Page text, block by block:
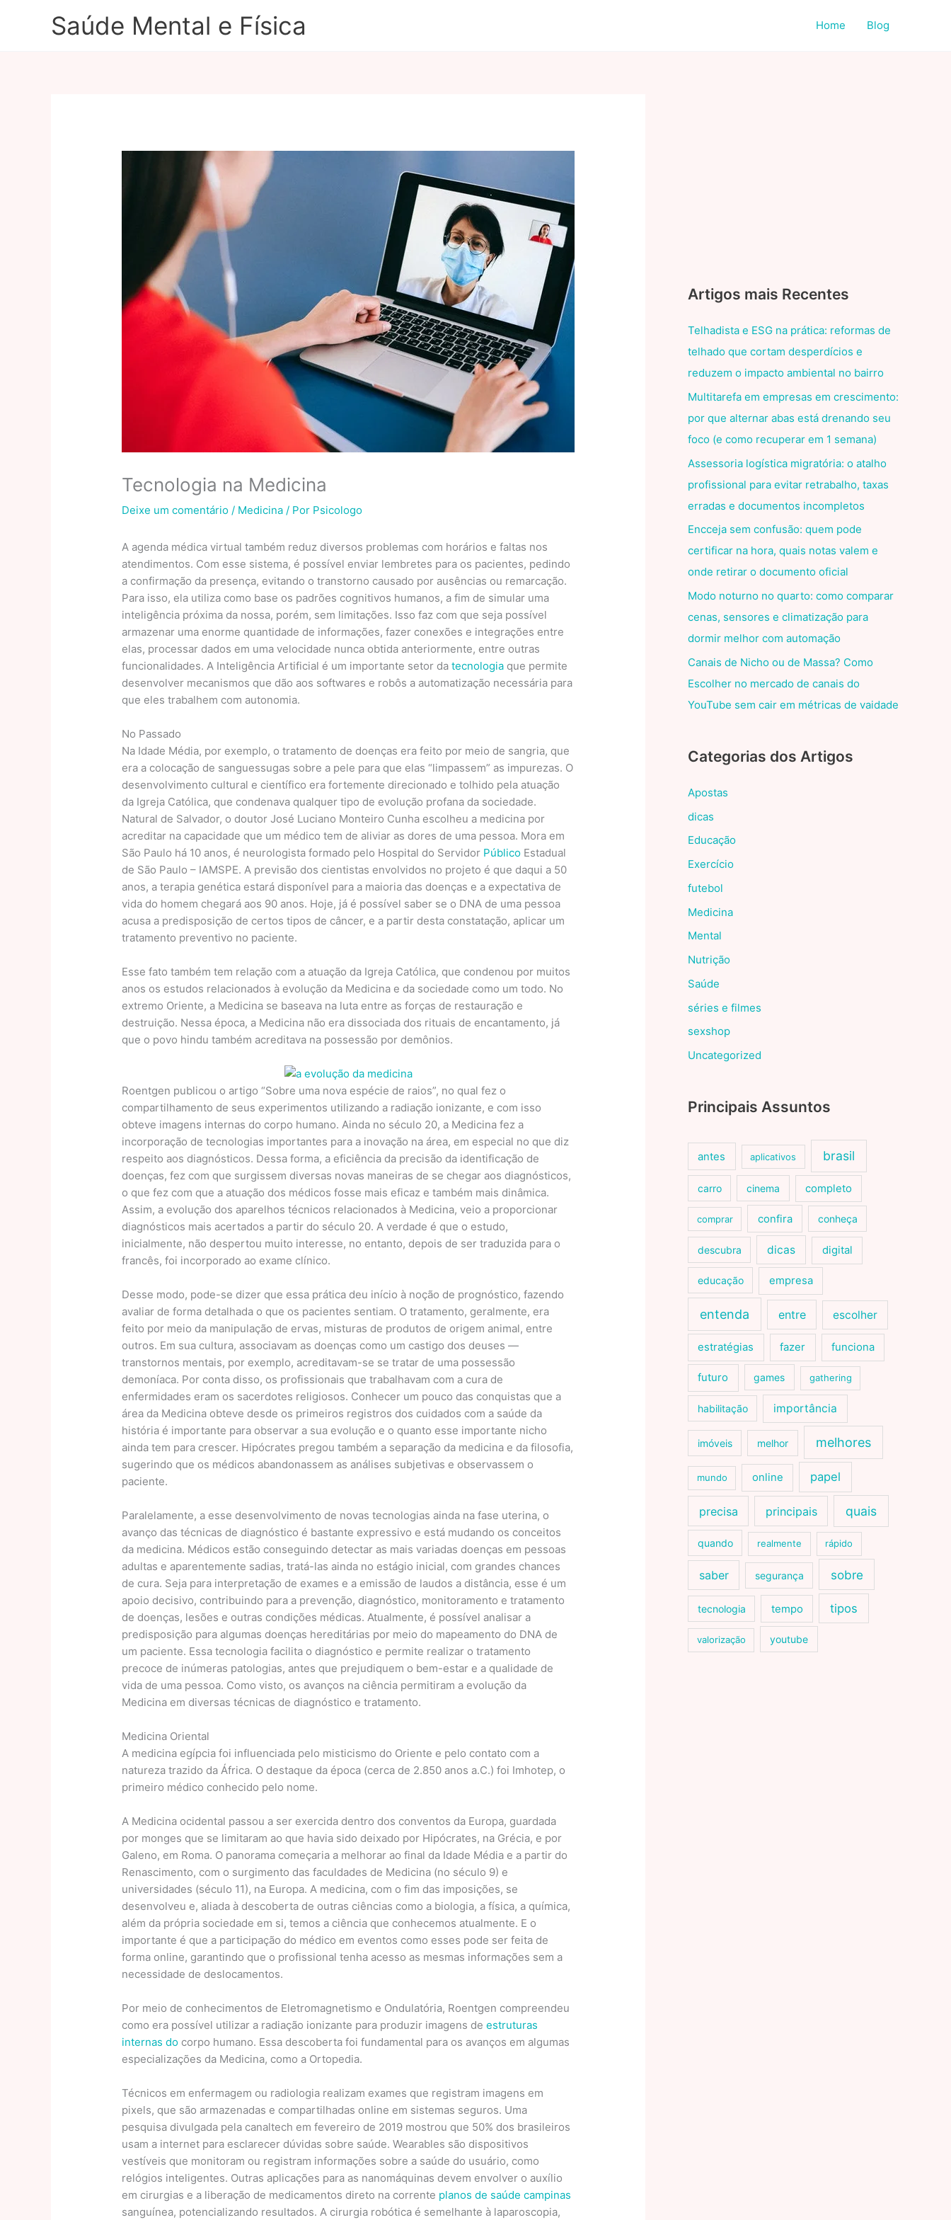
Saúde Mental e Física Home Blog
Tecnologia na Medicina
Deixe um comentário / Medicina / Por Psicologo
A agenda médica virtual também reduz diversos problemas com horários e faltas nos
atendimentos. Com esse sistema, é possível enviar lembretes para os pacientes, pedindo
a confirmação da presença, evitando o transtorno causado por ausências ou remarcação.
Para isso, ela utiliza como base os padrões cognitivos humanos, a fim de simular uma
inteligência próxima da nossa, porém, sem limitações. Isso faz com que seja possível
armazenar uma enorme quantidade de informações, fazer conexões e integrações entre
elas, processar dados em uma velocidade nunca obtida anteriormente, entre outras
funcionalidades. A Inteligência Artificial é um importante setor datecnologia que permite
desenvolver mecanismos que dão aos softwares e robôs a automatização necessária para
que eles trabalhem com autonomia.
No Passado
Na Idade Média, por exemplo, o tratamento de doenças era feito por meio de sangria, que
era a colocação de sanguessugas sobre a pele para que elas “limpassem” as impurezas. O
desenvolvimento cultural e científico era fortemente direcionado e tolhido pela atuação
da Igreja Católica, que condenava qualquer tipo de evolução profana da sociedade.
Natural de Salvador, o doutor José Luciano Monteiro Cunha escolheu a medicina por
acreditar na capacidade que um médico tem de aliviar as dores de uma pessoa. Mora em
São Paulo há 10 anos, é neurologista formado pelo Hospital do Servidor Público Estadual
de São Paulo – IAMSPE. A previsão dos cientistas envolvidos no projeto é que daqui a 50
anos, a terapia genética estará disponível para a maioria das doenças e a expectativa de
vida do homem chegará aos 90 anos. Hoje, já é possível saber se o DNA de uma pessoa
acusa a predisposição de certos tipos de câncer, e a partir desta constatação, aplicar um
tratamento preventivo no paciente.
Esse fato também tem relação com a atuação da Igreja Católica, que condenou por muitos
anos os estudos relacionados à evolução da Medicina e da sociedade como um todo. No
extremo Oriente, a Medicina se baseava na luta entre as forças de restauração e
destruição. Nessa época, a Medicina não era dissociada dos rituais de encantamento, já
que o povo hindu também acreditava na possessão por demônios.
Roentgen publicou o artigo “Sobre uma nova espécie de raios”, no qual fez o
compartilhamento de seus experimentos utilizando a radiação ionizante, e com isso
obteve imagens internas do corpo humano. Ainda no século 20, a Medicina fez a
incorporação de tecnologias importantes para a inovação na área, em especial no que diz
respeito aos diagnósticos. Dessa forma, a eficiência da precisão da identificação de
doenças, fez com que surgissem diversas novas maneiras de se chegar aos diagnósticos,
o que fez com que a atuação dos médicos fosse mais eficaz e também mais dinâmica.
Assim, a evolução dos aparelhos técnicos relacionados à Medicina, veio a proporcionar
diagnósticos mais acertados a partir do século 20. A verdade é que o estudo,
inicialmente, não despertou muito interesse, no entanto, depois de ser traduzida para o
francês, foi incorporado ao exame clínico.
Desse modo, pode-se dizer que essa prática deu início à noção de prognóstico, fazendo
avaliar de forma detalhada o que os pacientes sentiam. O tratamento, geralmente, era
feito por meio da manipulação de ervas, misturas de produtos de origem animal, entre
outros. Em sua cultura, associavam as doenças como um castigo dos deuses —
transtornos mentais, por exemplo, acreditavam-se se tratar de uma possessão
demoníaca. Por conta disso, os profissionais que trabalhavam com a cura de
enfermidades eram os sacerdotes religiosos. Conhecer um pouco das conquistas que a
área da Medicina obteve desde os primeiros registros dos cuidados com a saúde da
história é importante para observar a sua evolução e o quanto esse importante nicho
ainda tem para crescer. Hipócrates pregou também a separação da medicina e da filosofia,
sugerindo que os médicos abandonassem as análises subjetivas e observassem o
paciente.
Paralelamente, a esse desenvolvimento de novas tecnologias ainda na fase uterina, o
avanço das técnicas de diagnóstico é bastante expressivo e está mudando os conceitos
da medicina. Médicos estão conseguindo detectar as mais variadas doenças em pessoas
adultas e aparentemente sadias, tratá-las ainda no estágio inicial, com grandes chances
de cura. Seja para interpretação de exames e a emissão de laudos a distância, esse é um
apoio decisivo, contribuindo para a prevenção, diagnóstico, monitoramento e tratamento
de doenças, lesões e outras condições médicas. Atualmente, é possível analisar a
predisposição para algumas doenças hereditárias por meio do mapeamento do DNA de
um paciente. Essa tecnologia facilita o diagnóstico e permite realizar o tratamento
precoce de inúmeras patologias, antes que prejudiquem o bem-estar e a qualidade de
vida de uma pessoa. Como visto, os avanços na ciência permitiram a evolução da
Medicina em diversas técnicas de diagnóstico e tratamento.
Medicina Oriental
A medicina egípcia foi influenciada pelo misticismo do Oriente e pelo contato com a
natureza trazido da África. O destaque da época (cerca de 2.850 anos a.C.) foi Imhotep, o
primeiro médico conhecido pelo nome.
A Medicina ocidental passou a ser exercida dentro dos conventos da Europa, guardada
por monges que se limitaram ao que havia sido deixado por Hipócrates, na Grécia, e por
Galeno, em Roma. O panorama começaria a melhorar ao final da Idade Média e a partir do
Renascimento, com o surgimento das faculdades de Medicina (no século 9) e
universidades (século 11), na Europa. A medicina, com o fim das imposições, se
desenvolveu e, aliada à descoberta de outras ciências como a biologia, a física, a química,
além da própria sociedade em si, temos a ciência que conhecemos atualmente. E o
importante é que a participação do médico em eventos como esses pode ser feita de
forma online, garantindo que o profissional tenha acesso as mesmas informações sem a
necessidade de deslocamentos.
Por meio de conhecimentos de Eletromagnetismo e Ondulatória, Roentgen compreendeu
como era possível utilizar a radiação ionizante para produzir imagens deestruturas
internas do corpo humano. Essa descoberta foi fundamental para os avanços em algumas
especializações da Medicina, como a Ortopedia.
Técnicos em enfermagem ou radiologia realizam exames que registram imagens em
pixels, que são armazenadas e compartilhadas online em sistemas seguros. Uma
pesquisa divulgada pela canaltech em fevereiro de 2019 mostrou que 50% dos brasileiros
usam a internet para esclarecer dúvidas sobre saúde. Wearables são dispositivos
vestíveis que monitoram ou registram informações sobre a saúde do usuário, como
relógios inteligentes. Outras aplicações para as nanomáquinas devem envolver o auxílio
em cirurgias e a liberação de medicamentos direto na corrente planos de saúde campinas
sanguínea, potencializando resultados. A cirurgia robótica é semelhante à laparoscopia,
Artigos mais Recentes
Telhadista e ESG na prática: reformas de
telhado que cortam desperdícios e
reduzem o impacto ambiental no bairro
Multitarefa em empresas em crescimento:
por que alternar abas está drenando seu
foco (e como recuperar em 1 semana)
Assessoria logística migratória: o atalho
profissional para evitar retrabalho, taxas
erradas e documentos incompletos
Encceja sem confusão: quem pode
certificar na hora, quais notas valem e
onde retirar o documento oficial
Modo noturno no quarto: como comparar
cenas, sensores e climatização para
dormir melhor com automação
Canais de Nicho ou de Massa? Como
Escolher no mercado de canais do
YouTube sem cair em métricas de vaidade
Categorias dos Artigos
Apostas
dicas
Educação
Exercício
futebol
Medicina
Mental
Nutrição
Saúde
séries e filmes
sexshop
Uncategorized
Principais Assuntos
antes aplicativos brasil
carro cinema completo
comprar confira conheça
descubra dicas digital
educação empresa
entenda entre escolher
estratégias fazer funciona
futuro games gathering
habilitação importância
imóveis melhor melhores
mundo online papel
precisa principais quais
quando realmente rápido
saber segurança sobre
tecnologia tempo tipos
valorização youtube